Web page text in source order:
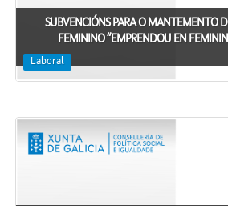
SUBVENCIÓNS PARA O MANTEMENTO
FEMININO “EMPRENDOU EN
Laboral